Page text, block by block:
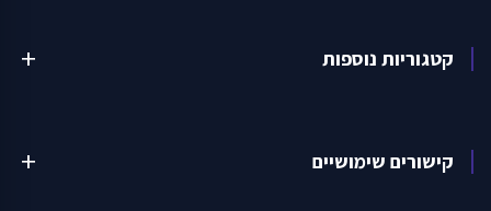
קטגוריות נוספות add
קישורים שימושיים add